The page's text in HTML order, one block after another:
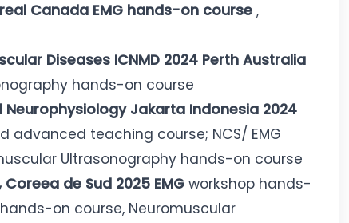
Canada EMG hands-on course ,
Diseases ICNMD 2024 Perth Australia
hands-on course
Jakarta Indonesia 2024
teaching course; NCS/ EMG
Ultrasonography hands-on course
de Sud 2025 EMG workshop hands-
on course, Neuromuscular